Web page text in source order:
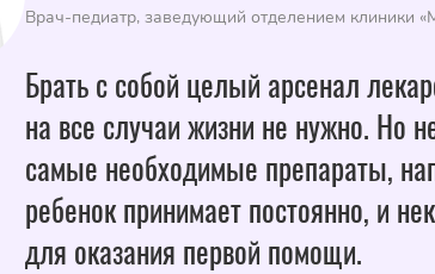
Врач-педиатр, заведующий отделением клиники
Брать с собой целый арсенал
на все случаи жизни не нужно. Но
самые необходимые препараты,
ребенок принимает постоянно, и
для оказания первой помощи.